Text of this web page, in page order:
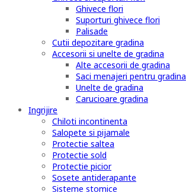
Ghivece flori
Suporturi ghivece flori
Palisade
Cutii depozitare gradina
Accesorii si unelte de gradina
Alte accesorii de gradina
Saci menajeri pentru gradina
Unelte de gradina
Carucioare gradina
Ingrijire
Chiloti incontinenta
Salopete si pijamale
Protectie saltea
Protectie sold
Protectie picior
Sosete antiderapante
Sisteme stomice